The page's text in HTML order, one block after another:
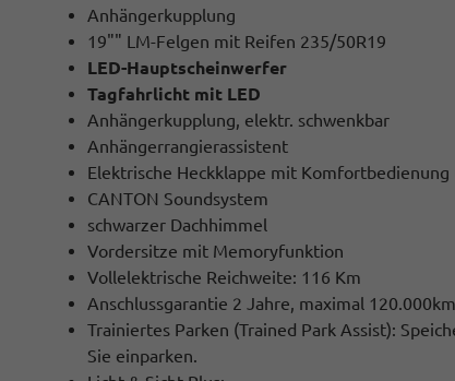
Anhängerkupplung
19"" LM-Felgen mit Reifen 235/50R19
LED-Hauptscheinwerfer
Tagfahrlicht mit LED
Anhängerkupplung, elektr. schwenkbar
Anhängerrangierassistent
Elektrische Heckklappe mit Komfortbedienung
CANTON Soundsystem
schwarzer Dachhimmel
Vordersitze mit Memoryfunktion
Vollelektrische Reichweite: 116 Km
Anschlussgarantie 2 Jahre, maximal 120.000km
Trainiertes Parken (Trained Park Assist):
Sie einparken.